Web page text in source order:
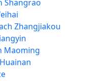
Shangrao
Zhangjiakou
Maoming